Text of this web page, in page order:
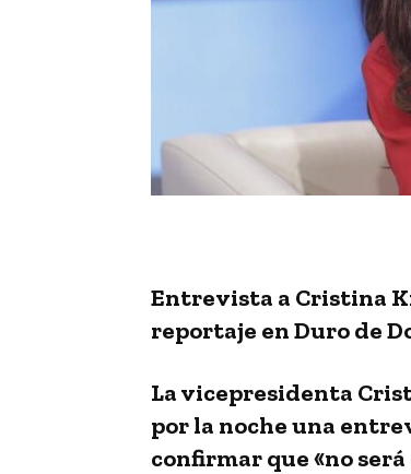
Entrevista a Cristina
reportaje en Duro de
La vicepresidenta
por la noche una
confirmar que «no